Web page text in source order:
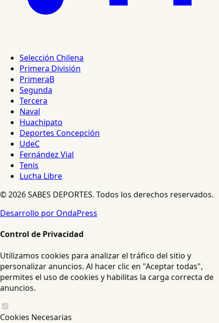
Selección Chilena
Primera División
PrimeraB
Segunda
Tercera
Naval
Huachipato
Deportes Concepción
UdeC
Fernández Vial
Tenis
Lucha Libre
© 2026 SABES DEPORTES. Todos los derechos reservados.
Desarrollo por OndaPress
Control de Privacidad
Utilizamos cookies para analizar el tráfico del sitio y
personalizar anuncios. Al hacer clic en "Aceptar todas",
permites el uso de cookies y habilitas la carga correcta de
anuncios.
Cookies Necesarias